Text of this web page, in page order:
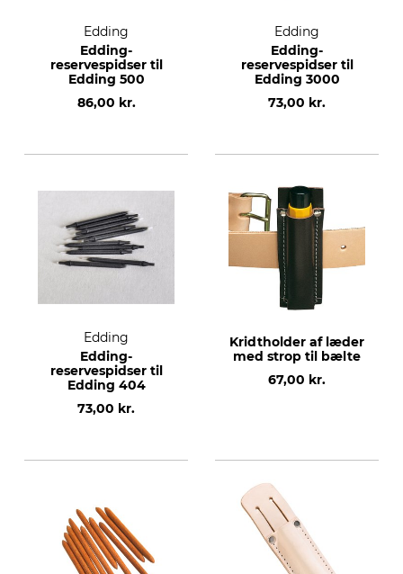
Edding
Edding-
reservespidser til
Edding 500
86,00 kr.
Edding
Edding-
reservespidser til
Edding 3000
73,00 kr.
Edding
Edding-
reservespidser til
Edding 404
73,00 kr.
Kridtholder af læder
med strop til bælte
67,00 kr.